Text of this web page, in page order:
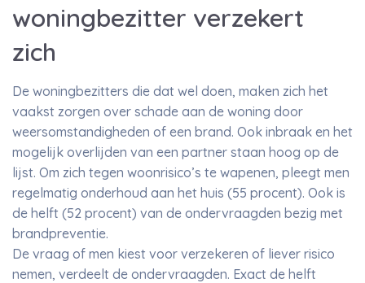
woningbezitter verzekert
zich
De woningbezitters die dat wel doen, maken zich het
vaakst zorgen over schade aan de woning door
weersomstandigheden of een brand. Ook inbraak en het
mogelijk overlijden van een partner staan hoog op de
lijst. Om zich tegen woonrisico’s te wapenen, pleegt men
regelmatig onderhoud aan het huis (55 procent). Ook is
de helft (52 procent) van de ondervraagden bezig met
brandpreventie.
De vraag of men kiest voor verzekeren of liever risico
nemen, verdeelt de ondervraagden. Exact de helft